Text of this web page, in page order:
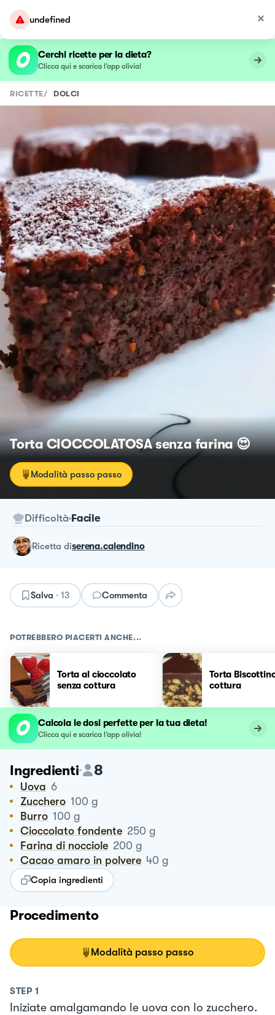
undefined
Cerchi ricette per la dieta?
Clicca qui e scarica l’app olivia!
RICETTE/ DOLCI
Torta CIOCCOLATOSA senza farina 😍
Modalità passo passo
Difficoltà Facile
ricetta diserena.calendino
Salva · 13 Commenta
POTREBBERO PIACERTI ANCHE...
Torta al cioccolato
senza cottura
Torta
cottura
Calcola le dosi perfette per la tua dieta!
Clicca qui e scarica l’app olivia!
Ingredienti 8
Uova 6
Zucchero 100 g
Burro 100 g
Cioccolato fondente 250 g
Farina di nocciole 200 g
Cacao amaro in polvere 40 g
Copia ingredienti
Procedimento
Modalità passo passo
STEP 1
Iniziate amalgamando le uova con lo zucchero.